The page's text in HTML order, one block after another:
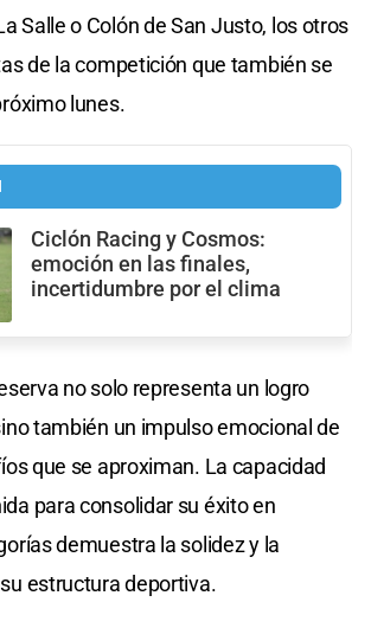
Salle o Colón de San Justo, los otros
de la competición que también se
lunes.
Ciclón Racing y Cosmos:
emoción en las finales,
incertidumbre por el clima
no solo representa un logro
también un impulso emocional de
que se aproximan. La capacidad
para consolidar su éxito en
demuestra la solidez y la
estructura deportiva.